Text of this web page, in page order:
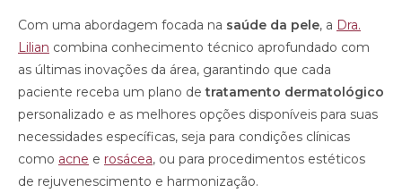
Com uma abordagem focada na saúde da pele, a Dra.
Lilian combina conhecimento técnico aprofundado com
as últimas inovações da área, garantindo que cada
paciente receba um plano detratamento dermatológico
personalizado e as melhores opções disponíveis para suas
necessidades específicas, seja para condições clínicas
como acne e rosácea, ou para procedimentos estéticos
de rejuvenescimento e harmonização.